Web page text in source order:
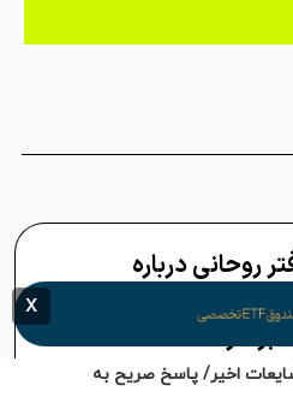
شایعات اخیر/ پاسخ صریح به